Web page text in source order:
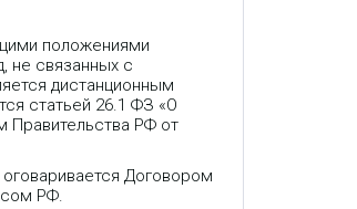
положениями
не связанных с
дистанционным
статьей 26.1 ФЗ «О
Правительства РФ от
оговаривается Договором
РФ.